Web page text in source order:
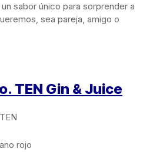
sabor único para sorprender a
sea pareja, amigo o
TEN Gin & Juice
rojo